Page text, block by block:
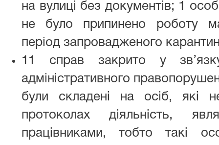
на вулиці без документів; 1
не було припинено роботу
період запровадженого
11 справ закрито у
адміністративного
були складені на осіб, які
протоколах діяльність,
працівниками, тобто такі